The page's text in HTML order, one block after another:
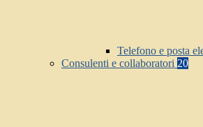
Telefono e posta
Consulenti e collaboratori 20